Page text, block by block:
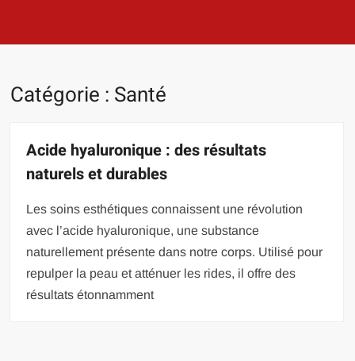
Catégorie : Santé
Acide hyaluronique : des résultats
naturels et durables
Les soins esthétiques connaissent une révolution
avec l’acide hyaluronique, une substance
naturellement présente dans notre corps. Utilisé pour
repulper la peau et atténuer les rides, il offre des
résultats étonnamment